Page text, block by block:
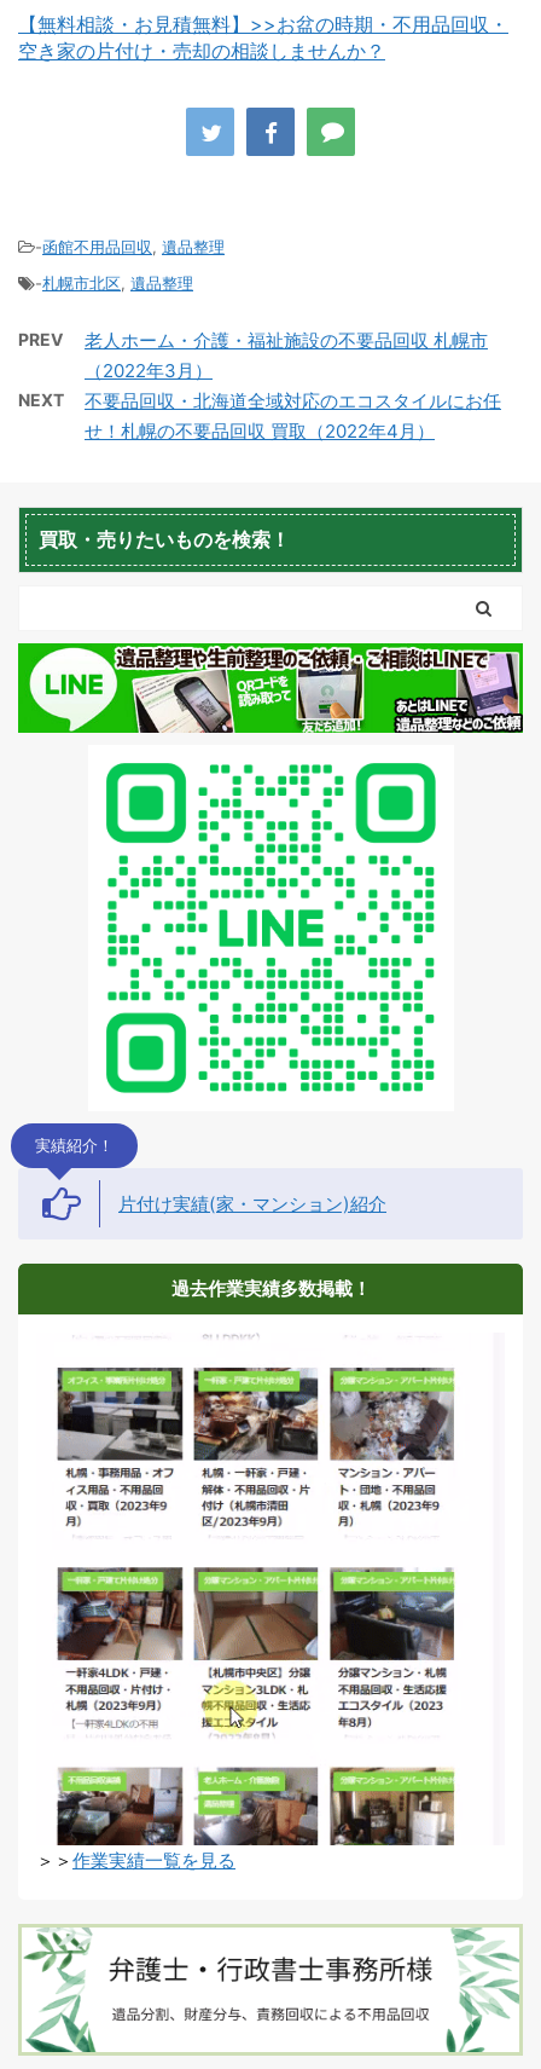
蘭越町不用品回収 黒松内町不用品回収
【無料相談・お見積無料】>>お盆の時期・不用品回収・
空き家の片付け・売却の相談しませんか？
-函館不用品回収, 遺品整理
-札幌市北区, 遺品整理
PREV
老人ホーム・介護・福祉施設の不要品回収 札幌市
（2022年3月）
NEXT
不要品回収・北海道全域対応のエコスタイルにお任
せ！札幌の不要品回収 買取（2022年4月）
買取・売りたいものを検索！
実績紹介！
片付け実績(家・マンション)紹介
過去作業実績多数掲載！
＞＞ 作業実績一覧を見る